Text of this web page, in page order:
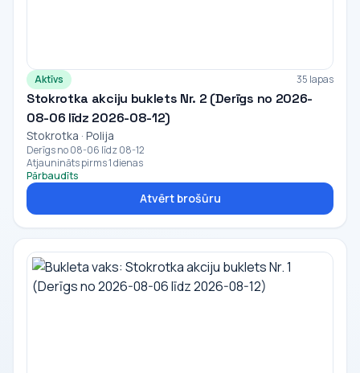
Aktīvs 35 lapas
Stokrotka akciju buklets Nr. 2 (Derīgs no 2026-
08-06 līdz 2026-08-12)
Stokrotka · Polija
Derīgs no 08-06 līdz 08-12
Atjaunināts pirms 1 dienas
Pārbaudīts
Atvērt brošūru